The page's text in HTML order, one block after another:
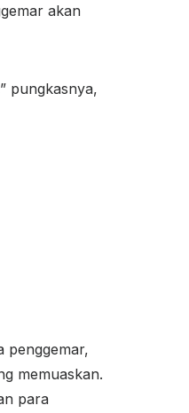
akan
pungkasnya,
penggemar,
memuaskan.
para